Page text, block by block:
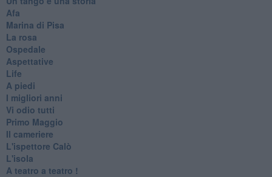
Afa
Marina di Pisa
La rosa
Ospedale
Aspettative
Life
A piedi
I migliori anni
Vi odio tutti
Primo Maggio
Il cameriere
L'ispettore Calò
L'isola
A teatro a teatro !